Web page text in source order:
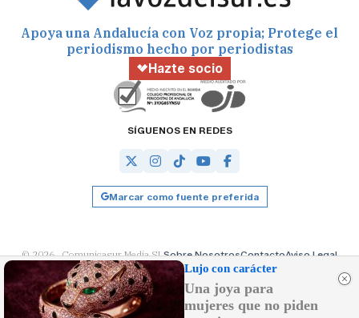
Apoya una Andalucía con Voz propia; Protege el
periodismo hecho por periodistas
Hazte socio
SÍGUENOS EN REDES
Marcar como fuente preferida
© 2026 Comunicasur Media SLSobre NosotrosContactoAviso Legal
Política de Cookies
RSSDesarrollado porOA Cloud
Lujo con carácter
Una joya para
mujeres que no piden